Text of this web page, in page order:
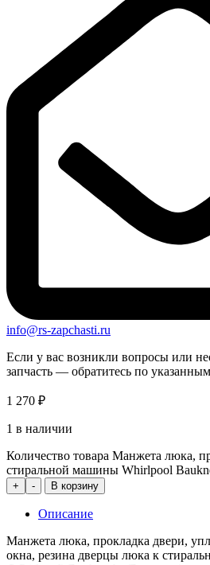
info@rs-zapchasti.ru
Если у вас возникли вопросы или
запчасть — обратитесь по
1 270 ₽
1 в наличии
Количество товара Манжета люка,
стиральной машины Whirlpool
+ - В корзину
Описание
Манжета люка, прокладка двери,
окна, резина дверцы люка к